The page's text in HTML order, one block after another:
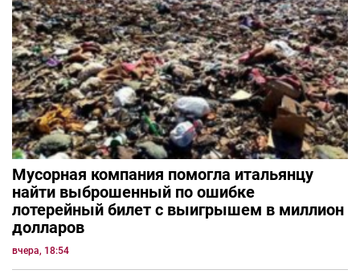
Мусорная компания помогла итальянцу
найти выброшенный по ошибке
лотерейный билет с выигрышем в миллион
долларов
вчера, 18:54